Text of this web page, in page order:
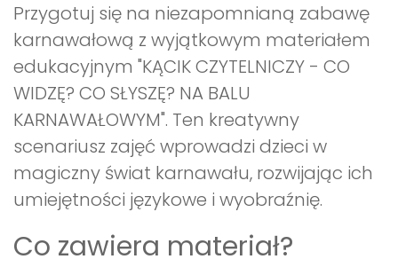
Przygotuj się na niezapomnianą zabawę
karnawałową z wyjątkowym materiałem
edukacyjnym "KĄCIK CZYTELNICZY - CO
WIDZĘ? CO SŁYSZĘ? NA BALU
KARNAWAŁOWYM". Ten kreatywny
scenariusz zajęć wprowadzi dzieci w
magiczny świat karnawału, rozwijając ich
umiejętności językowe i wyobraźnię.
Co zawiera materiał?